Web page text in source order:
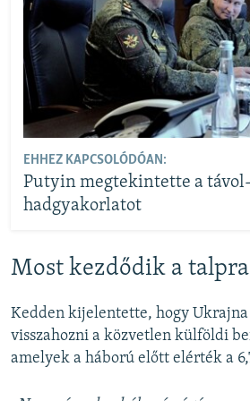
EHHEZ KAPCSOLÓDÓAN:
Putyin megtekintette a
hadgyakorlatot
Most kezdődik a
Kedden kijelentette, hogy Ukrajna
visszahozni a közvetlen külföldi
amelyek a háború előtt elérték a